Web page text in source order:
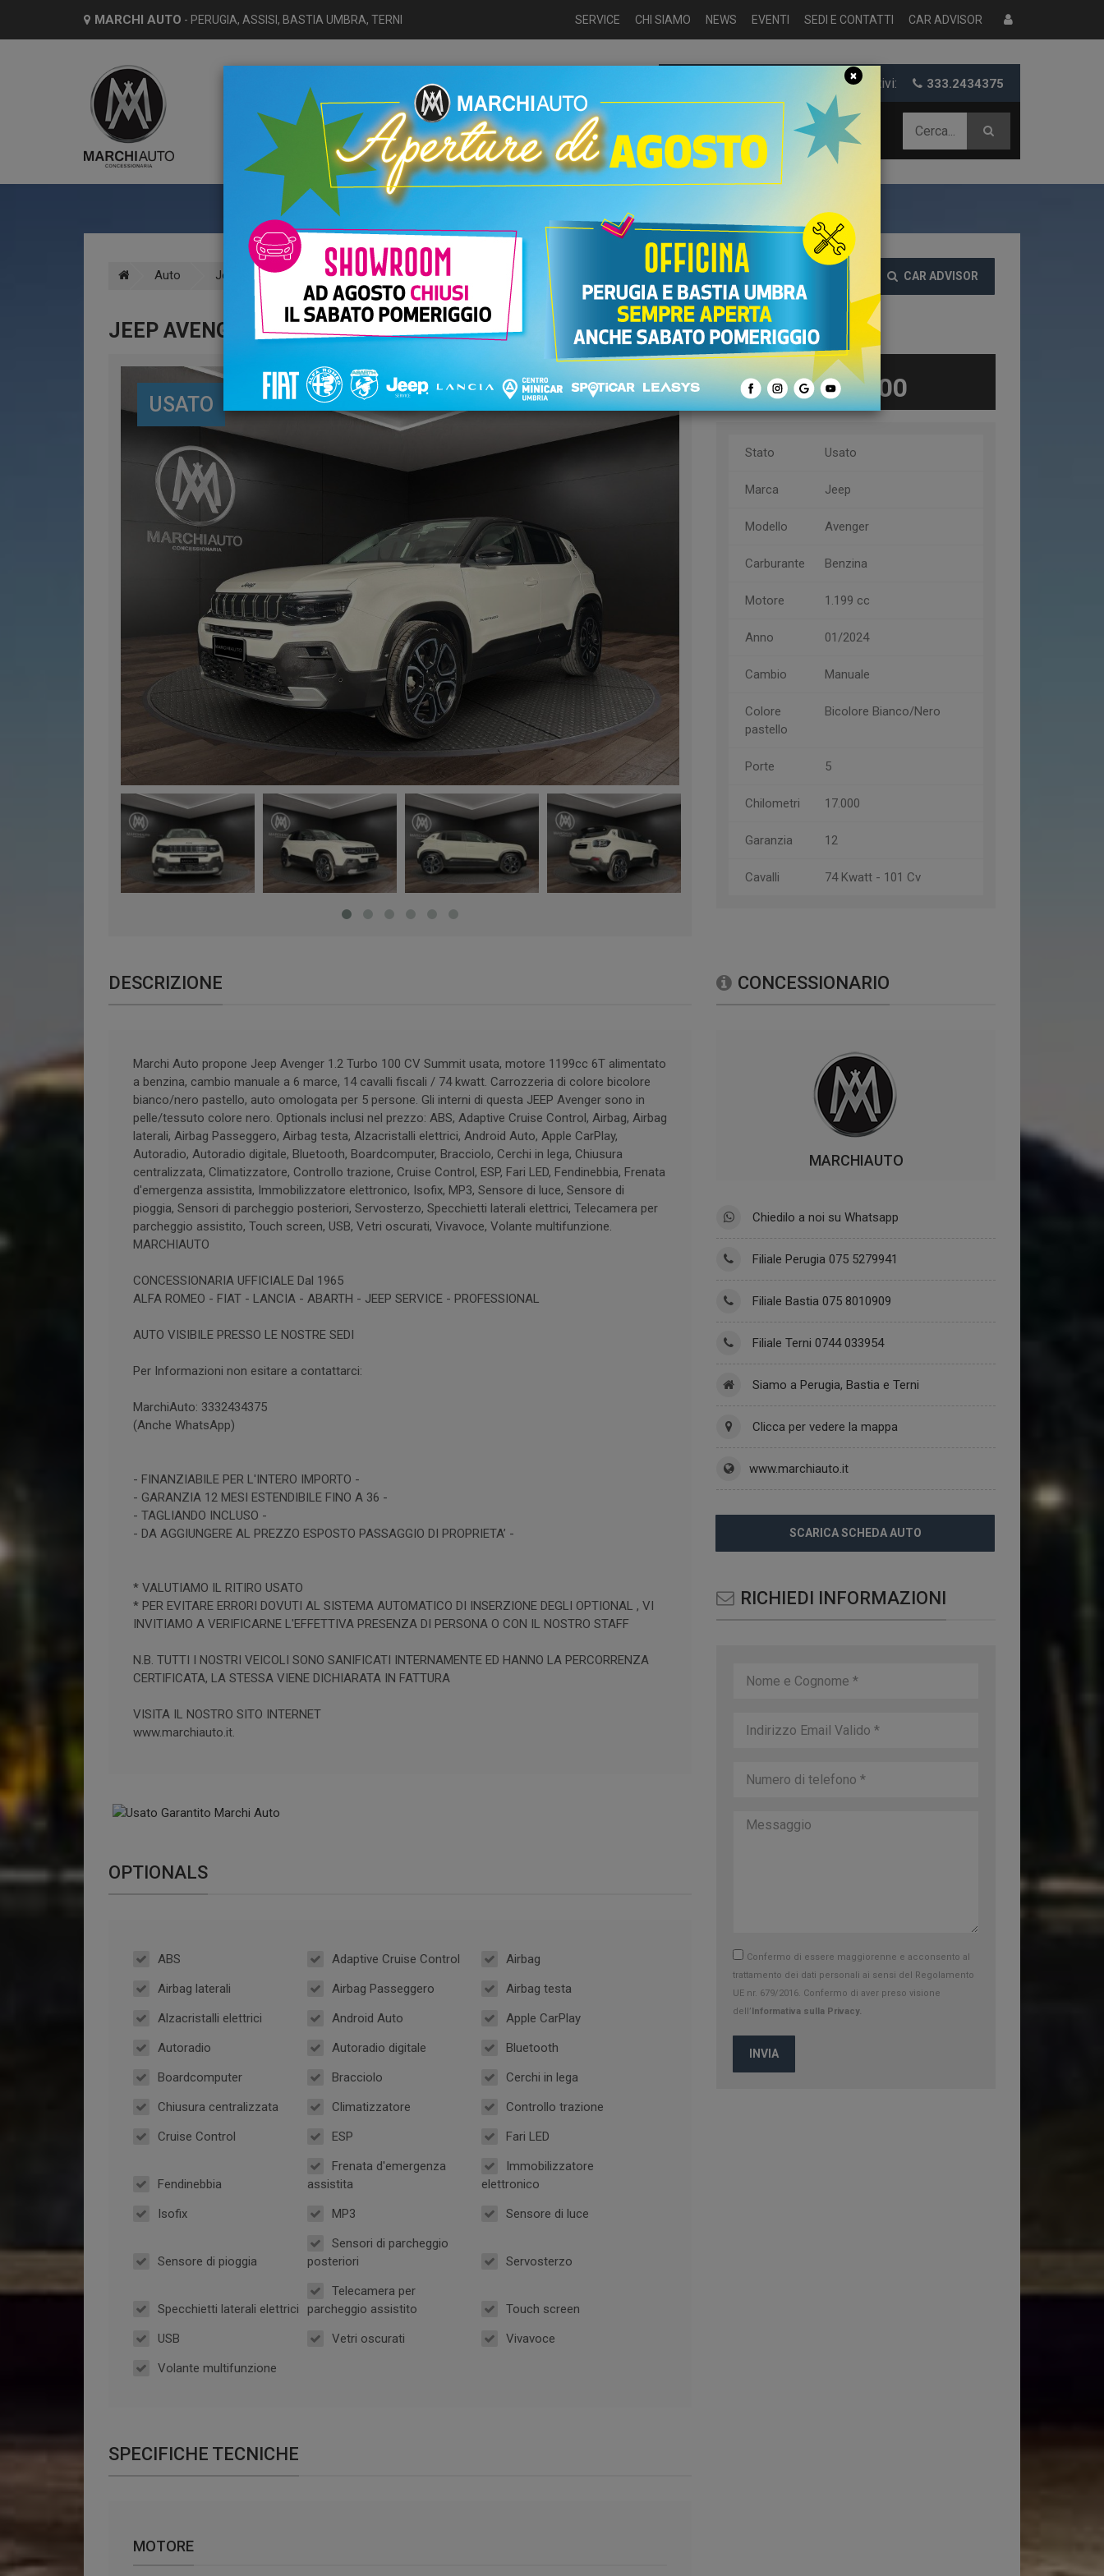
MARCHI AUTO - PERUGIA, ASSISI, BASTIA UMBRA, TERNI SERVICE CHI SIAMO NEWS EVENTI SEDI E CONTATTI CAR ADVISOR
Chiamaci per informazioni e preventivi: 333.2434375
HOME USATO NUOVO NOLEGGIO USATO AZIENDALE
Auto Jeep Avenger Benzina Usate Jeep Avenger 1.2... CAR ADVISOR
JEEP AVENGER 1.2 TURBO 100 CV SUMMIT
USATO
€ 23.400
Stato Usato
Marca Jeep
Modello Avenger
Carburante Benzina
Motore 1.199 cc
Anno 01/2024
Cambio Manuale
Colore
Bicolore Bianco/Nero
pastello
Porte 5
Chilometri 17.000
Garanzia 12
Cavalli 74 Kwatt - 101 Cv
DESCRIZIONE
Marchi Auto propone Jeep Avenger 1.2 Turbo 100 CV Summit usata, motore 1199cc 6T alimentato
a benzina, cambio manuale a 6 marce, 14 cavalli fiscali / 74 kwatt. Carrozzeria di colore bicolore
bianco/nero pastello, auto omologata per 5 persone. Gli interni di questa JEEP Avenger sono in
pelle/tessuto colore nero. Optionals inclusi nel prezzo: ABS, Adaptive Cruise Control, Airbag, Airbag
laterali, Airbag Passeggero, Airbag testa, Alzacristalli elettrici, Android Auto, Apple CarPlay,
Autoradio, Autoradio digitale, Bluetooth, Boardcomputer, Bracciolo, Cerchi in lega, Chiusura
centralizzata, Climatizzatore, Controllo trazione, Cruise Control, ESP, Fari LED, Fendinebbia, Frenata
d'emergenza assistita, Immobilizzatore elettronico, Isofix, MP3, Sensore di luce, Sensore di
pioggia, Sensori di parcheggio posteriori, Servosterzo, Specchietti laterali elettrici, Telecamera per
parcheggio assistito, Touch screen, USB, Vetri oscurati, Vivavoce, Volante multifunzione.
MARCHIAUTO
CONCESSIONARIA UFFICIALE Dal 1965
ALFA ROMEO - FIAT - LANCIA - ABARTH - JEEP SERVICE - PROFESSIONAL
AUTO VISIBILE PRESSO LE NOSTRE SEDI
Per Informazioni non esitare a contattarci:
MarchiAuto: 3332434375
(Anche WhatsApp)
- FINANZIABILE PER L'INTERO IMPORTO -
- GARANZIA 12 MESI ESTENDIBILE FINO A 36 -
- TAGLIANDO INCLUSO -
- DA AGGIUNGERE AL PREZZO ESPOSTO PASSAGGIO DI PROPRIETA’ -
* VALUTIAMO IL RITIRO USATO
* PER EVITARE ERRORI DOVUTI AL SISTEMA AUTOMATICO DI INSERZIONE DEGLI OPTIONAL , VI
INVITIAMO A VERIFICARNE L'EFFETTIVA PRESENZA DI PERSONA O CON IL NOSTRO STAFF
N.B. TUTTI I NOSTRI VEICOLI SONO SANIFICATI INTERNAMENTE ED HANNO LA PERCORRENZA
CERTIFICATA, LA STESSA VIENE DICHIARATA IN FATTURA
VISITA IL NOSTRO SITO INTERNET
www.marchiauto.it.
OPTIONALS
ABS Adaptive Cruise Control
Airbag
Airbag laterali
Airbag Passeggero
Airbag testa
Alzacristalli elettrici
Android Auto
Apple CarPlay
Autoradio
Autoradio digitale
Bluetooth
Boardcomputer
Bracciolo
Cerchi in lega
Chiusura centralizzata
Climatizzatore
Controllo trazione
Cruise Control
ESP Fari LED
Fendinebbia
Frenata d'emergenza
assistita
Immobilizzatore
elettronico
Isofix
MP3 Sensore di luce
Sensore di pioggia
Sensori di parcheggio
posteriori
Servosterzo
Specchietti laterali elettrici
Telecamera per
parcheggio assistito
Touch screen
USB
Vetri oscurati
Vivavoce
Volante multifunzione
SPECIFICHE TECNICHE
MOTORE
CONCESSIONARIO
MARCHIAUTO
Chiedilo a noi su Whatsapp
Filiale Perugia 075 5279941
Filiale Bastia 075 8010909
Filiale Terni 0744 033954
Siamo a Perugia, Bastia e Terni
Clicca per vedere la mappa
www.marchiauto.it
SCARICA SCHEDA AUTO
RICHIEDI INFORMAZIONI
Confermo di essere maggiorenne e acconsento al
trattamento dei dati personali ai sensi del Regolamento
UE nr. 679/2016. Confermo di aver preso visione
dell’ Informativa sulla Privacy.
INVIA
×